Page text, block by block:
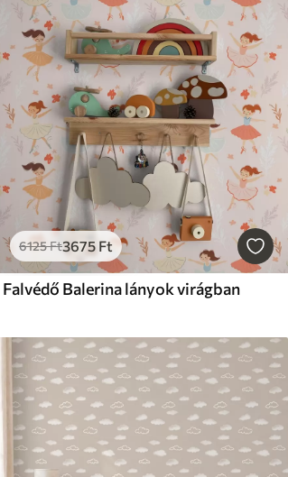
6125Ft3675 Ft
Falvédő Balerina lányok virágban